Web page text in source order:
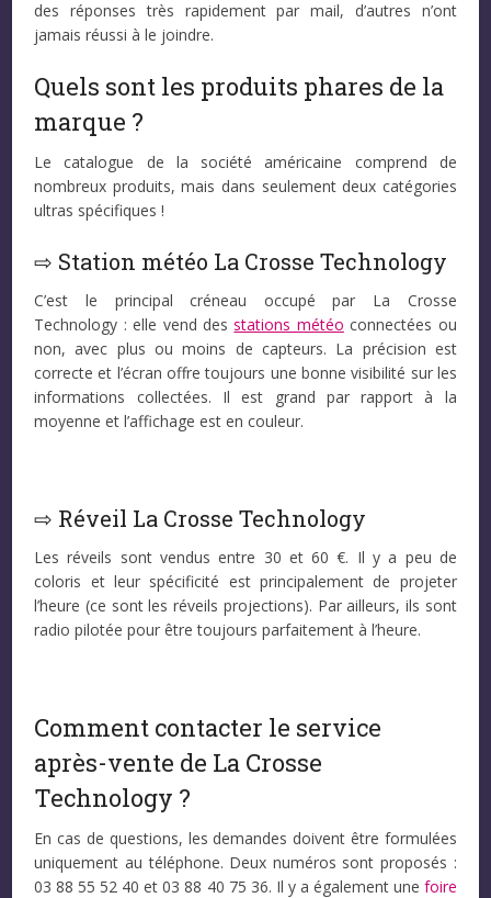
des réponses très rapidement par mail, d’autres n’ont
jamais réussi à le joindre.
Quels sont les produits phares de la
marque ?
Le catalogue de la société américaine comprend de
nombreux produits, mais dans seulement deux catégories
ultras spécifiques !
⇨ Station météo La Crosse Technology
C’est le principal créneau occupé par La Crosse
Technology : elle vend desstations météo connectées ou
non, avec plus ou moins de capteurs. La précision est
correcte et l’écran offre toujours une bonne visibilité sur les
informations collectées. Il est grand par rapport à la
moyenne et l’affichage est en couleur.
⇨ Réveil La Crosse Technology
Les réveils sont vendus entre 30 et 60 €. Il y a peu de
coloris et leur spécificité est principalement de projeter
l’heure (ce sont les réveils projections). Par ailleurs, ils sont
radio pilotée pour être toujours parfaitement à l’heure.
Comment contacter le service
après-vente de La Crosse
Technology ?
En cas de questions, les demandes doivent être formulées
uniquement au téléphone. Deux numéros sont proposés :
03 88 55 52 40 et 03 88 40 75 36. Il y a également une foire